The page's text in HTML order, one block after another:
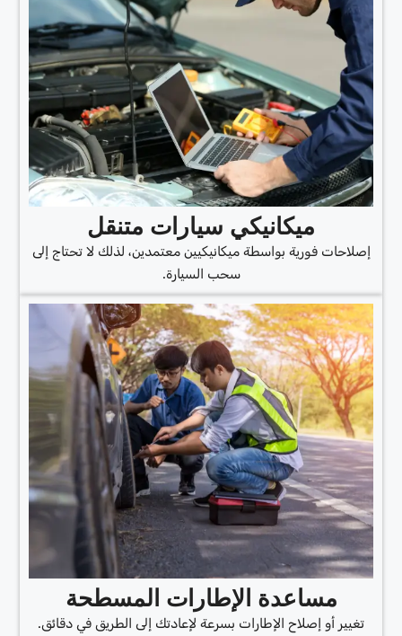
ميكانيكي سيارات متنقل
إصلاحات فورية بواسطة ميكانيكيين معتمدين، لذلك لا تحتاج إلى
سحب السيارة.
مساعدة الإطارات المسطحة
تغيير أو إصلاح الإطارات بسرعة لإعادتك إلى الطريق في دقائق.